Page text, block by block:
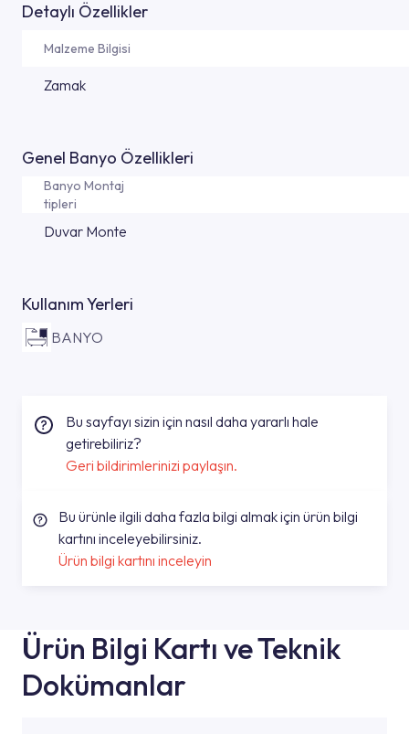
Detaylı Özellikler
Malzeme Bilgisi
Zamak
Genel Banyo Özellikleri
Banyo Montaj
tipleri
Duvar Monte
Kullanım Yerleri
BANYO
Bu sayfayı sizin için nasıl daha yararlı hale
getirebiliriz?
Geri bildirimlerinizi paylaşın.
Bu ürünle ilgili daha fazla bilgi almak için ürün bilgi
kartını inceleyebilirsiniz.
Ürün bilgi kartını inceleyin
Ürün Bilgi Kartı ve Teknik
Dokümanlar